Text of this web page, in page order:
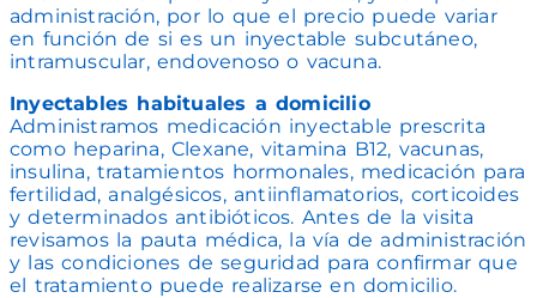
administración, por lo que el precio puede variar
en función de si es un inyectable subcutáneo,
intramuscular, endovenoso o vacuna.
Inyectables habituales a domicilio
Administramos medicación inyectable prescrita
como heparina, Clexane, vitamina B12, vacunas,
insulina, tratamientos hormonales, medicación para
fertilidad, analgésicos, antiinflamatorios, corticoides
y determinados antibióticos. Antes de la visita
revisamos la pauta médica, la vía de administración
y las condiciones de seguridad para confirmar que
el tratamiento puede realizarse en domicilio.